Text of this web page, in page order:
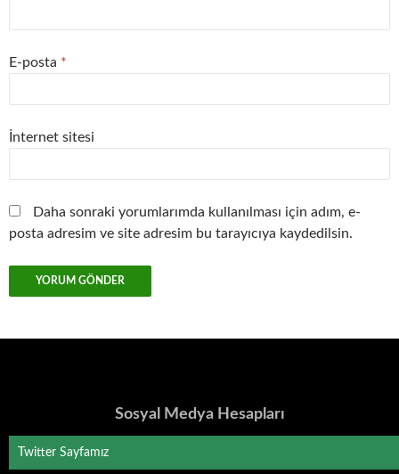
E-posta *
İnternet sitesi
Daha sonraki yorumlarımda kullanılması için adım, e-
posta adresim ve site adresim bu tarayıcıya kaydedilsin.
Sosyal Medya Hesapları
Twitter Sayfamız